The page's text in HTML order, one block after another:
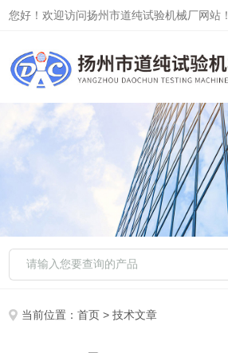
您好！欢迎访问扬州市道纯试验机械厂网站！
当前位置：首页 > 技术文章